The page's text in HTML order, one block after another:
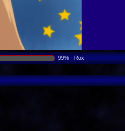
99% - Rox